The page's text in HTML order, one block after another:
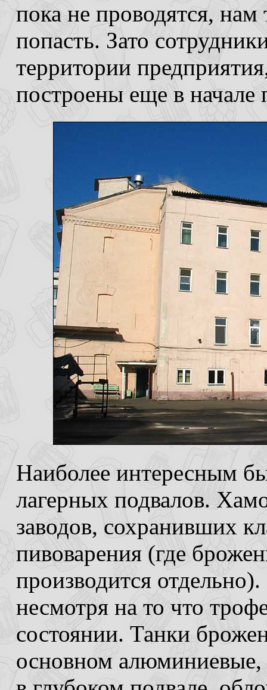
пока не проводятся, нам
попасть. Зато
территории
построены еще в начале
Наиболее интересным
лагерных подвалов.
заводов, сохранивших
пивоварения (где
производится
несмотря на то что
состоянии. Танки
основном